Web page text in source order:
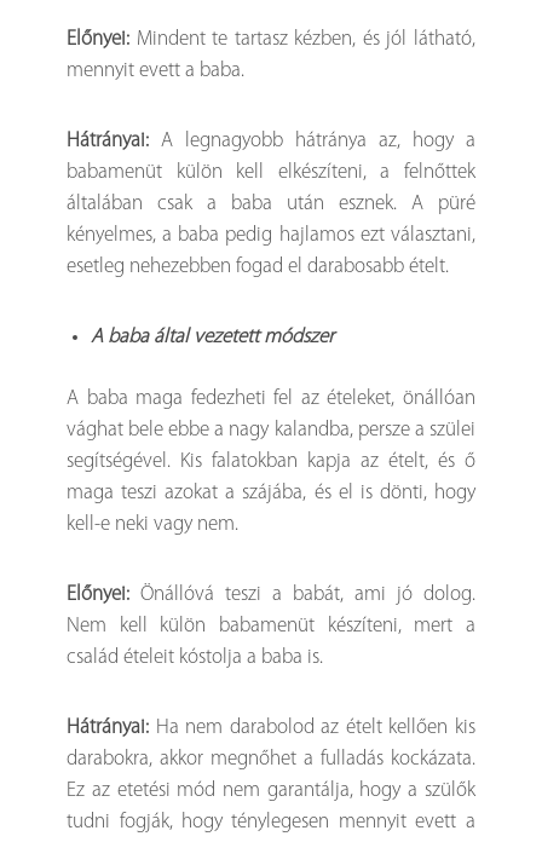
Előnyei: Mindent te tartasz kézben, és jól látható,
mennyit evett a baba.
Hátrányai: A legnagyobb hátránya az, hogy a
babamenüt külön kell elkészíteni, a felnőttek
általában csak a baba után esznek. A püré
kényelmes, a baba pedig hajlamos ezt választani,
esetleg nehezebben fogad el darabosabb ételt.
A baba által vezetett módszer
A baba maga fedezheti fel az ételeket, önállóan
vághat bele ebbe a nagy kalandba, persze a szülei
segítségével. Kis falatokban kapja az ételt, és ő
maga teszi azokat a szájába, és el is dönti, hogy
kell-e neki vagy nem.
Előnyei: Önállóvá teszi a babát, ami jó dolog.
Nem kell külön babamenüt készíteni, mert a
család ételeit kóstolja a baba is.
Hátrányai: Ha nem darabolod az ételt kellően kis
darabokra, akkor megnőhet a fulladás kockázata.
Ez az etetési mód nem garantálja, hogy a szülők
tudni fogják, hogy ténylegesen mennyit evett a